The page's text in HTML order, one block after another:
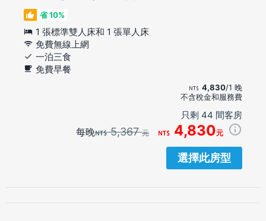
省 10%
1 張標準雙人床和 1 張單人床
免費無線上網
一泊三食
免費早餐
4,830/1 晚
不含稅金和服務費
只剩 44 間客房
每晚 5,367元 4,830元
選擇此房型